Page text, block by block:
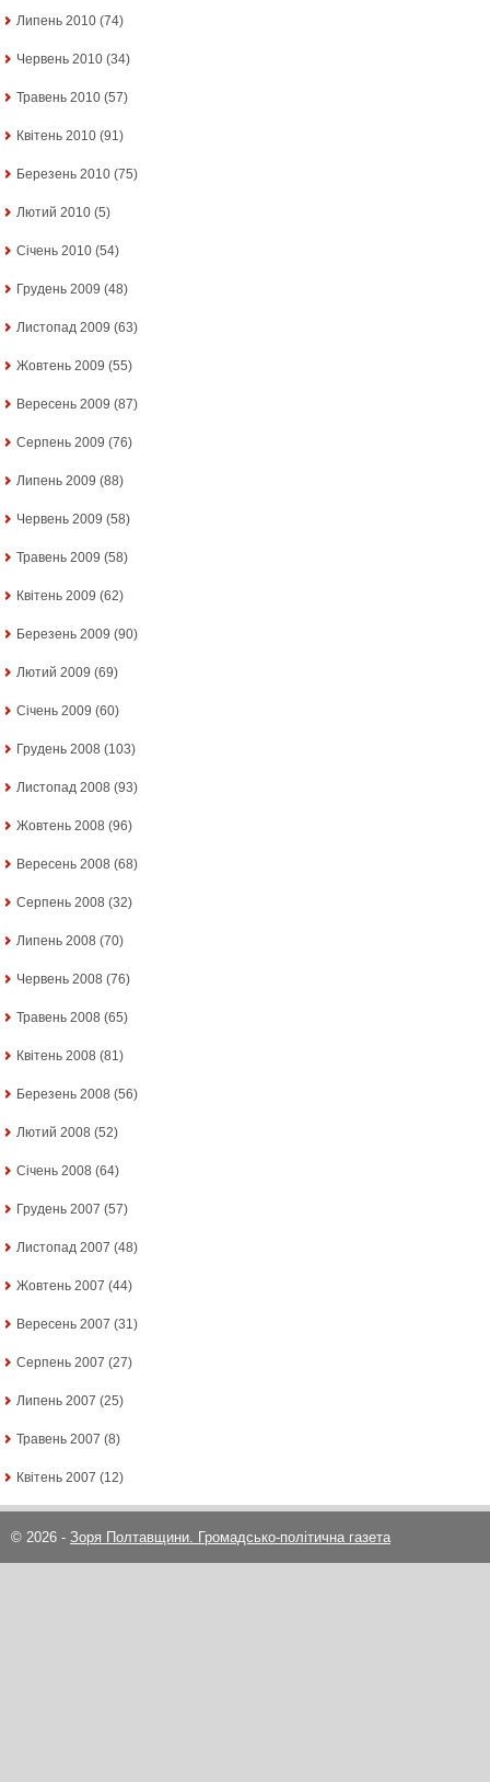
Липень 2010 (74)
Червень 2010 (34)
Травень 2010 (57)
Квітень 2010 (91)
Березень 2010 (75)
Лютий 2010 (5)
Січень 2010 (54)
Грудень 2009 (48)
Листопад 2009 (63)
Жовтень 2009 (55)
Вересень 2009 (87)
Серпень 2009 (76)
Липень 2009 (88)
Червень 2009 (58)
Травень 2009 (58)
Квітень 2009 (62)
Березень 2009 (90)
Лютий 2009 (69)
Січень 2009 (60)
Грудень 2008 (103)
Листопад 2008 (93)
Жовтень 2008 (96)
Вересень 2008 (68)
Серпень 2008 (32)
Липень 2008 (70)
Червень 2008 (76)
Травень 2008 (65)
Квітень 2008 (81)
Березень 2008 (56)
Лютий 2008 (52)
Січень 2008 (64)
Грудень 2007 (57)
Листопад 2007 (48)
Жовтень 2007 (44)
Вересень 2007 (31)
Серпень 2007 (27)
Липень 2007 (25)
Травень 2007 (8)
Квітень 2007 (12)
© 2026 - Зоря Полтавщини. Громадсько-політична газета